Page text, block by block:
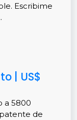
Escribime
| US$
a 5800
de